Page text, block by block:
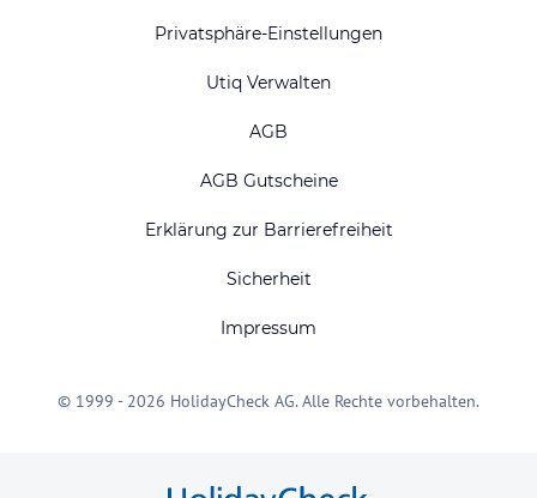
Privatsphäre-Einstellungen
Utiq Verwalten
AGB
AGB Gutscheine
Erklärung zur Barrierefreiheit
Sicherheit
Impressum
© 1999 - 2026 HolidayCheck AG. Alle Rechte vorbehalten.